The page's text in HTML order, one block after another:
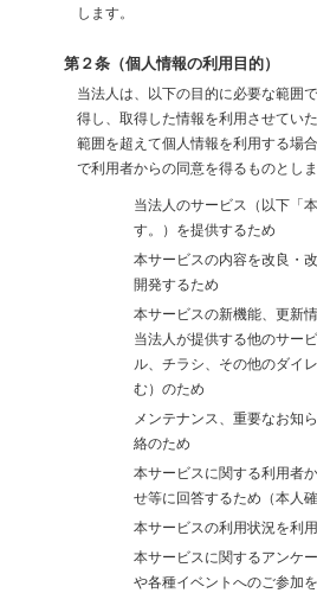
します。
第２条（個人情報の利用目的）
当法人は、以下の目的に必要な範囲
得し、取得した情報を利用させてい
範囲を超えて個人情報を利用する場
で利用者からの同意を得るものとしま
当法人のサービス（以下「
す。）を提供するため
本サービスの内容を改良・
開発するため
本サービスの新機能、更新
当法人が提供する他のサー
ル、チラシ、その他のダイ
む）のため
メンテナンス、重要なお知
絡のため
本サービスに関する利用者
せ等に回答するため（本人
本サービスの利用状況を利
本サービスに関するアンケ
や各種イベントへのご参加